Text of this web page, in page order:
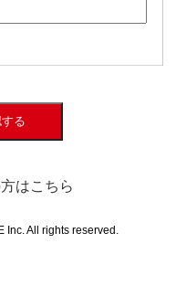
る
はこちら
Inc. All rights reserved.